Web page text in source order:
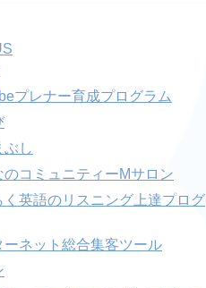
プレナー育成プログラム
ぶし
のコミュニティーMサロン
く英語のリスニング上達プログ
ーネット総合集客ツール